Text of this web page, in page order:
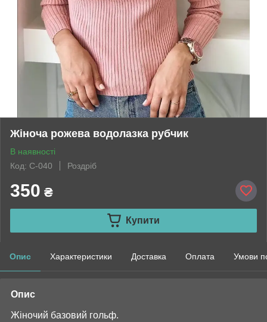
Жіноча рожева водолазка рубчик
В наявності
Код: С-040
Роздріб
350 ₴
Купити
Опис Характеристики Доставка Оплата Умови
Опис
Жіночий базовий гольф.